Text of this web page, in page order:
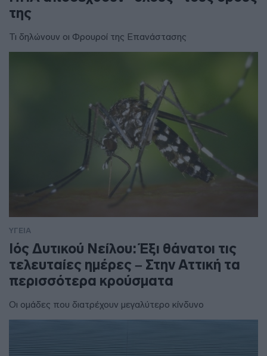
της
Τι δηλώνουν οι Φρουροί της Επανάστασης
ΥΓΕΙΑ
Ιός Δυτικού Νείλου: Έξι θάνατοι τις
τελευταίες ημέρες – Στην Αττική τα
περισσότερα κρούσματα
Οι ομάδες που διατρέχουν μεγαλύτερο κίνδυνο